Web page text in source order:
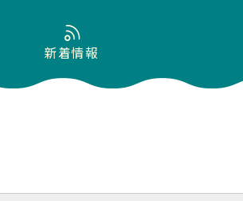
新着情報